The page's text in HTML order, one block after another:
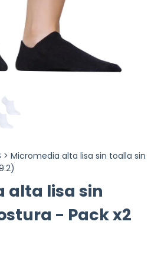
> Micromedia alta lisa sin toalla sin
alta lisa sin
- Pack x2